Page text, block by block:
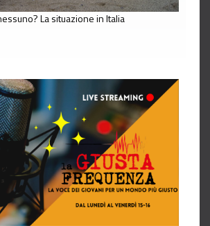
La situazione in Italia